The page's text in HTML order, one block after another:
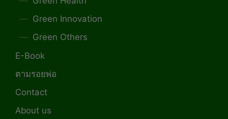
Green Innovation
Green Others
E-Book
ตามรอยพ่อ
Contact
About us